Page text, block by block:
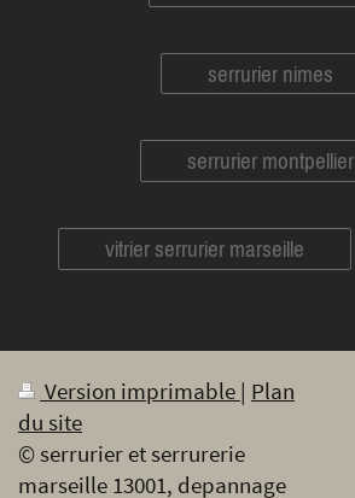
serrurier nimes
serrurier montpellier
vitrier serrurier marseille
Version imprimable | Plan
du site
© serrurier et serrurerie
marseille 13001, depannage